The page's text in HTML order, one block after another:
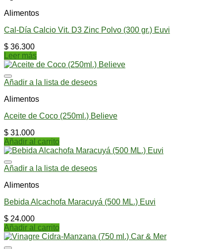
Alimentos
Cal-Día Calcio Vit. D3 Zinc Polvo (300 gr.) Euvi
$ 36.300
Leer más
Añadir a la lista de deseos
Alimentos
Aceite de Coco (250ml.) Believe
$ 31.000
Añadir al carrito
Añadir a la lista de deseos
Alimentos
Bebida Alcachofa Maracuyá (500 ML.) Euvi
$ 24.000
Añadir al carrito